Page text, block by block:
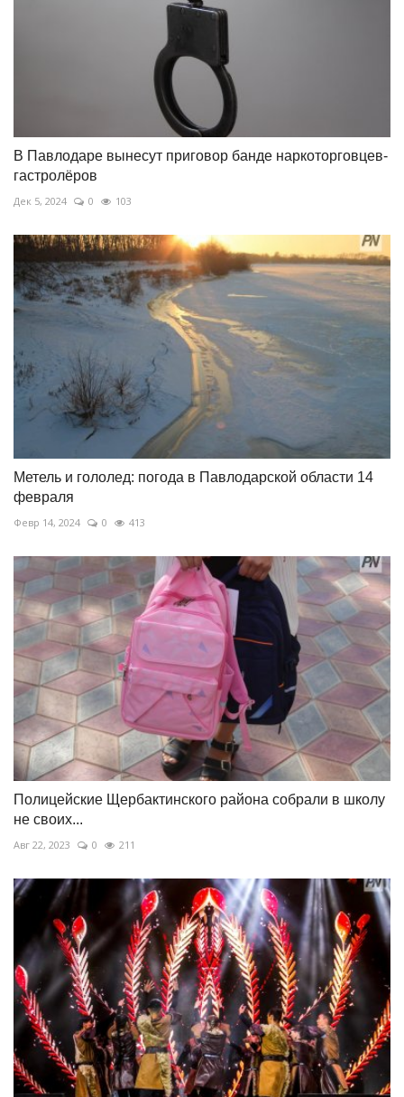
В Павлодаре вынесут приговор банде наркоторговцев-
гастролёров
Дек 5, 2024 0 103
Метель и гололед: погода в Павлодарской области 14
февраля
Февр 14, 2024 0 413
Полицейские Щербактинского района собрали в школу
не своих...
Авг 22, 2023 0 211